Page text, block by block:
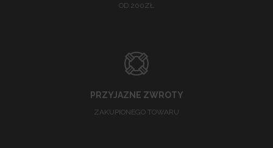
OD 200ZŁ
PRZYJAZNE ZWROTY
ZAKUPIONEGO TOWARU